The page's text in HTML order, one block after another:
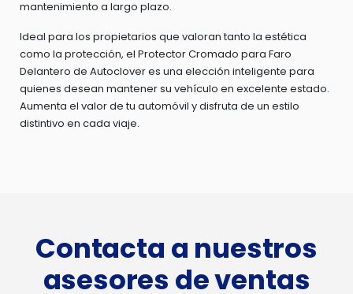
mantenimiento a largo plazo.
Ideal para los propietarios que valoran tanto la estética
como la protección, el Protector Cromado para Faro
Delantero de Autoclover es una elección inteligente para
quienes desean mantener su vehículo en excelente estado.
Aumenta el valor de tu automóvil y disfruta de un estilo
distintivo en cada viaje.
Contacta a nuestros
asesores de ventas